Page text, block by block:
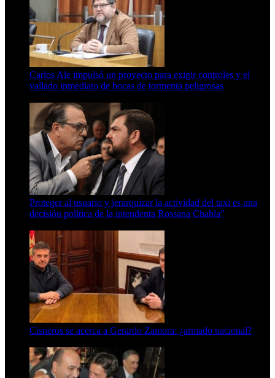
Carlos Ale impulsó un proyecto para exigir controles y el
vallado inmediato de bocas de tormenta peligrosas
Proteger al usuario y jerarquizar la actividad del taxi es una
decisión política de la intendenta Rossana Chahla”
Cisneros se acerca a Gerardo Zamora: ¿armado nacional?